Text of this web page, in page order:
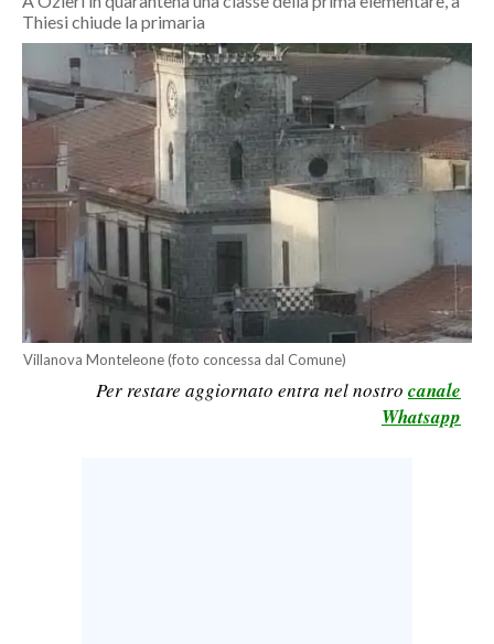
MONDO
POLITICA
ECONOMIA
SERVIZI ALLE IMPRESE
LAVORO
BANDI
SPORT IN SARDEGNA
SPORT
Thiesi chiude la primaria
Villanova Monteleone (foto concessa dal Comune)
Per restare aggiornato entra nel nostro canale
Whatsapp